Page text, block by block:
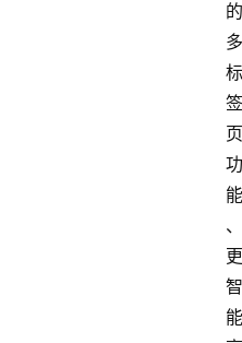
的
多
标
签
页
功
能
、
更
智
能